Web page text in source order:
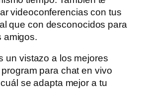
videoconferencias con tus
que con desconocidos para
amigos.
un vistazo a los mejores
para chat en vivo
se adapta mejor a tu